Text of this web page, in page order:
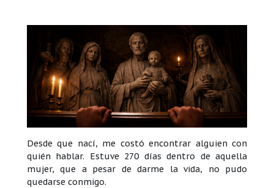
Desde que nací, me costó encontrar alguien con
quién hablar. Estuve 270 días dentro de aquella
mujer, que a pesar de darme la vida, no pudo
quedarse conmigo.